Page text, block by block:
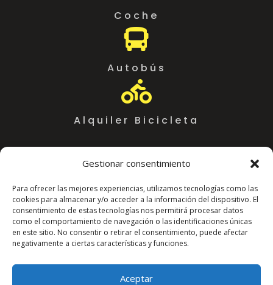
Gestionar consentimiento
Para ofrecer las mejores experiencias, utilizamos tecnologías como las
cookies para almacenar y/o acceder a la información del dispositivo. El
consentimiento de estas tecnologías nos permitirá procesar datos
como el comportamiento de navegación o las identificaciones únicas
en este sitio. No consentir o retirar el consentimiento, puede afectar
negativamente a ciertas características y funciones.
Aceptar
Coche

Autobús

Alquiler Bicicleta